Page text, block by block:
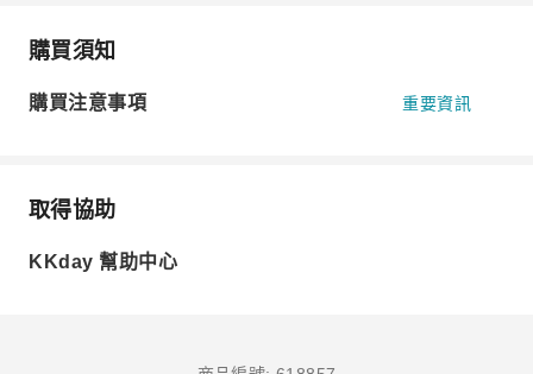
購買須知
購買注意事項 重要資訊
取得協助
KKday 幫助中心